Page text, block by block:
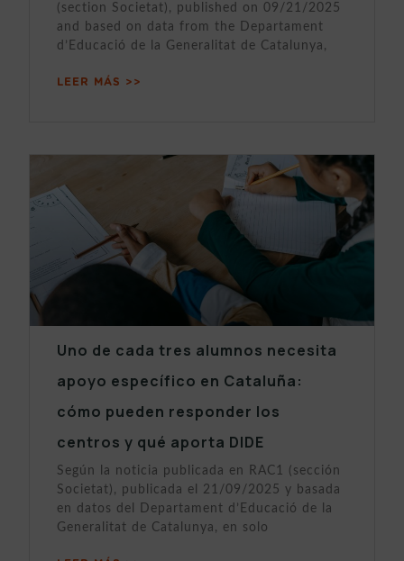
(section Societat), published on 09/21/2025
and based on data from the Departament
d’Educació de la Generalitat de Catalunya,
LEER MÁS >>
Uno de cada tres alumnos necesita
apoyo específico en Cataluña:
cómo pueden responder los
centros y qué aporta DIDE
Según la noticia publicada en RAC1 (sección
Societat), publicada el 21/09/2025 y basada
en datos del Departament d’Educació de la
Generalitat de Catalunya, en solo